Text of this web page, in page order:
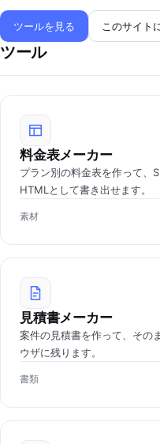
ツールを見る このサイト
ツール
料金表メーカー
プラン別の料金表を作って、
HTMLとして書き出せます。
素材
見積書メーカー
案件の見積書を作って、その
ウザに残ります。
書類